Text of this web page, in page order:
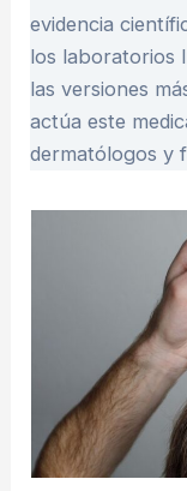
evidencia
los laboratorios
las versiones
actúa este
dermatólogos y